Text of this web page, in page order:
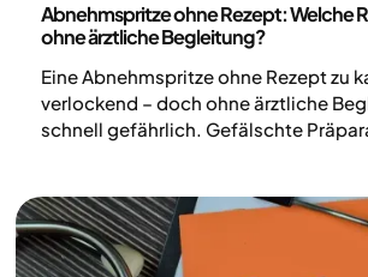
Abnehmspritze ohne Rezept: Welche
ohne ärztliche Begleitung?
Eine Abnehmspritze ohne Rezept zu
verlockend – doch ohne ärztliche
schnell gefährlich. Gefälschte
warum eine medizinische Betreuung
Behandlung von Übergewicht
und wie eine sichere, nachhaltige